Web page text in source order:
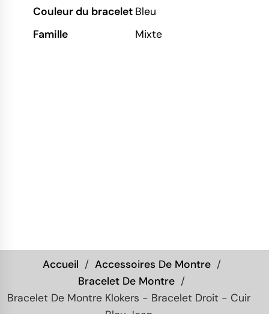
Couleur du bracelet Bleu
Famille
Mixte
Accueil
Accessoires De Montre
Bracelet De Montre
Bracelet De Montre Klokers - Bracelet Droit - Cuir